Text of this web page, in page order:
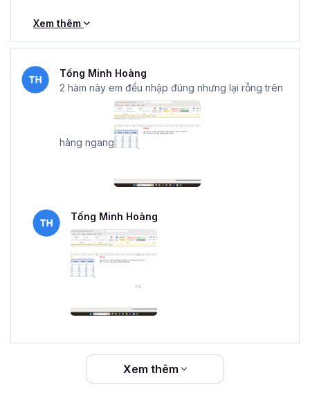
Xem thêm
Tống Minh Hoàng
2 hàm này em đều nhập đúng nhưng lại rỗng trên
hàng ngang
Tống Minh Hoàng
Xem thêm